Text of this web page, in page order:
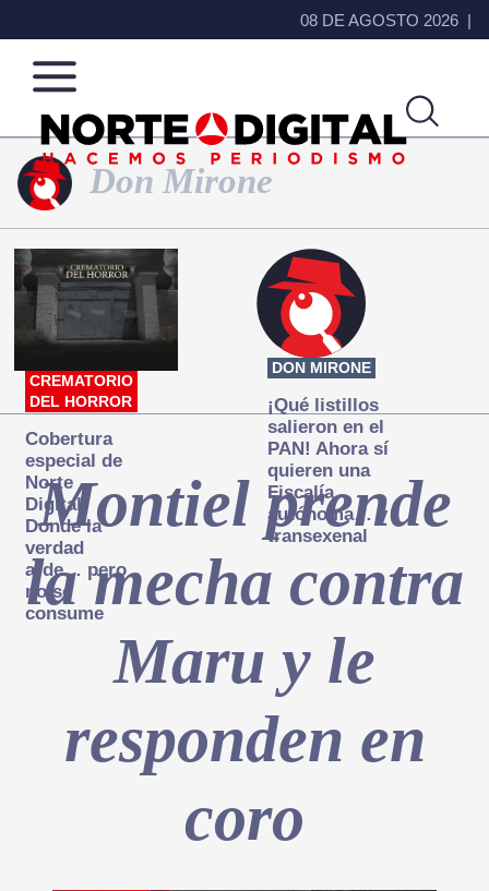
08 DE AGOSTO 2026
Norte
de
Ciudad
Juárez
Más
que
noticias,
hacemos periodismo
Don Mirone
CREMATORIO
DEL HORROR
Cobertura
especial de
Norte
Digital:
Donde la
verdad
arde… pero
no se
consume
DON MIRONE
¡Qué listillos
salieron en el
PAN! Ahora sí
quieren una
Fiscalía
autónoma… y
transexenal
Montiel prende
la mecha contra
Maru y le
responden en
coro